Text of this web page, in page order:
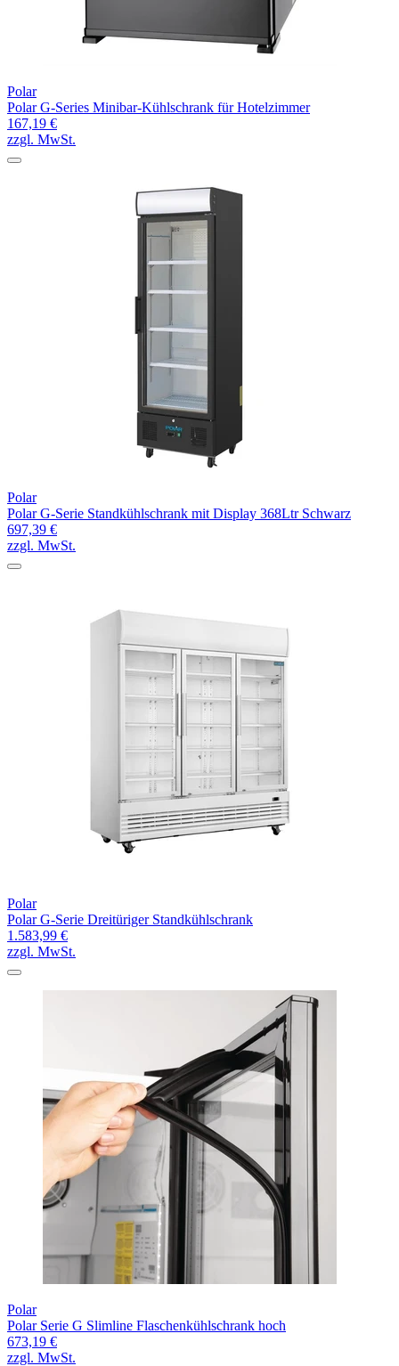
Polar
Polar G-Series Minibar-Kühlschrank für Hotelzimmer
167,19 €
zzgl. MwSt.
Polar
Polar G-Serie Standkühlschrank mit Display 368Ltr Schwarz
697,39 €
zzgl. MwSt.
Polar
Polar G-Serie Dreitüriger Standkühlschrank
1.583,99 €
zzgl. MwSt.
Polar
Polar Serie G Slimline Flaschenkühlschrank hoch
673,19 €
zzgl. MwSt.